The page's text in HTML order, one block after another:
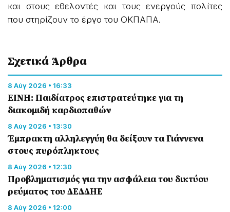
και στους εθελοντές και τους ενεργούς πολίτες
που στηρίζουν το έργο του ΟΚΠΑΠΑ.
Σχετικά Άρθρα
8 Αύγ 2026 • 16:33
ΕΙΝΗ: Παιδίατρος επιστρατεύτηκε για τη
διακομιδή καρδιοπαθών
8 Αύγ 2026 • 13:30
Έμπρακτη αλληλεγγύη θα δείξουν τα Γιάννενα
στους πυρόπληκτους
8 Αύγ 2026 • 12:30
Προβληματισμός για την ασφάλεια του δικτύου
ρεύματος του ΔΕΔΔΗΕ
8 Αύγ 2026 • 12:00